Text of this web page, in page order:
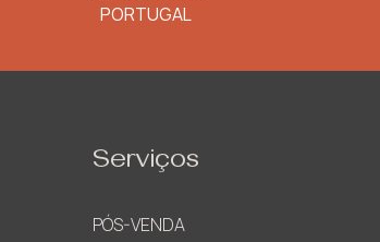
PORTUGAL
Serviços
PÓS-VENDA